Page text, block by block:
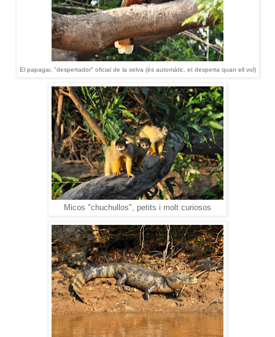
El papagai, "despertador" oficial de la selva (és automàtic, et desperta quan ell vol)
Micos "chuchullos", petits i molt curiosos